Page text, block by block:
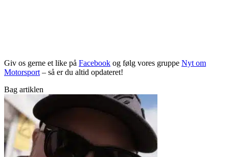
Giv os gerne et like på Facebook og følg vores gruppe Nyt om
Motorsport – så er du altid opdateret!
Bag artiklen